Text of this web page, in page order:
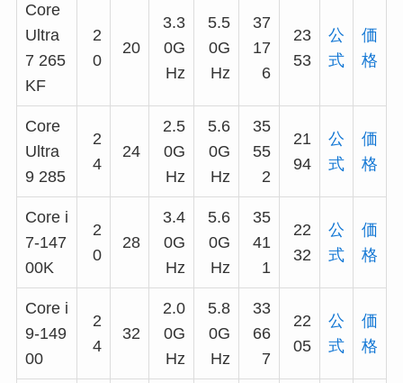
Core
Ultra
7 265
KF
2
0
20
3.3
0G
Hz
5.5
0G
Hz
37
17
6
23
53
公
式
価
格
Core
Ultra
9 285
2
4
24
2.5
0G
Hz
5.6
0G
Hz
35
55
2
21
94
公
式
価
格
Core i
7-147
00K
2
0
28
3.4
0G
Hz
5.6
0G
Hz
35
41
1
22
32
公
式
価
格
Core i
9-149
00
2
4
32
2.0
0G
Hz
5.8
0G
Hz
33
66
7
22
05
公
式
価
格